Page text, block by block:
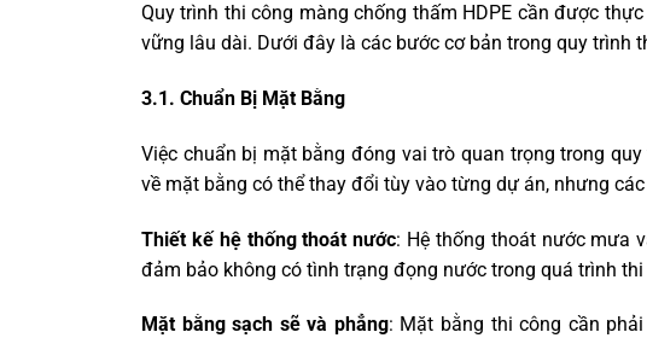
Quy trình thi công màng chống thấm HDPE cần được
vững lâu dài. Dưới đây là các bước cơ bản trong quy trình
3.1. Chuẩn Bị Mặt Bằng
Việc chuẩn bị mặt bằng đóng vai trò quan trọng trong
về mặt bằng có thể thay đổi tùy vào từng dự án, nhưng
Thiết kế hệ thống thoát nước: Hệ thống thoát nước mưa
đảm bảo không có tình trạng đọng nước trong quá trình thi
Mặt bằng sạch sẽ và phẳng: Mặt bằng thi công cần